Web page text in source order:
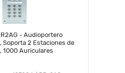
- Audioportero
Soporta 2 Estaciones de
1000 Auriculares